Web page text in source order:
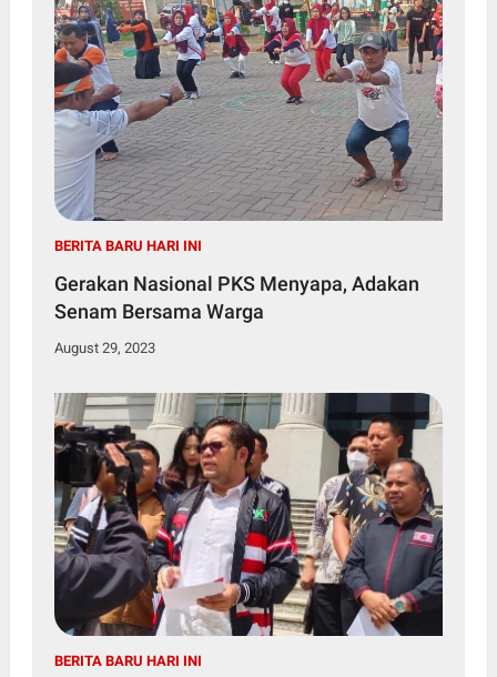
BERITA BARU HARI INI
Gerakan Nasional PKS Menyapa, Adakan
Senam Bersama Warga
August 29, 2023
BERITA BARU HARI INI